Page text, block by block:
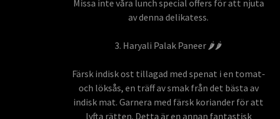
Missa inte våra lunch special offers för att njuta
av denna delikatess.
3. Haryali Palak Paneer 🌶️🌶️
Färsk indisk ost tillagad med spenat i en tomat-
och löksås, en träff av smak från det bästa av
indisk mat. Garnera med färsk koriander för att
lyfta rätten. Detta är en annan fantastisk